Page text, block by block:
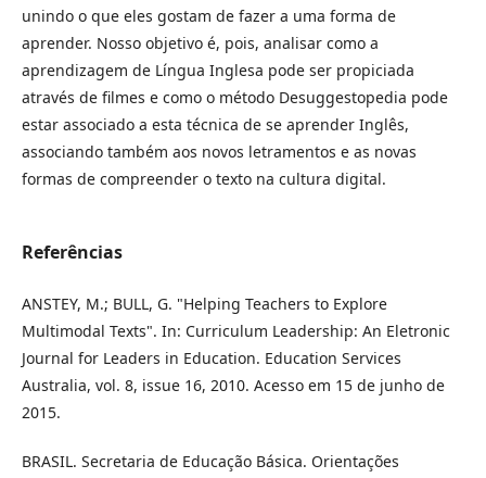
unindo o que eles gostam de fazer a uma forma de
aprender. Nosso objetivo é, pois, analisar como a
aprendizagem de Língua Inglesa pode ser propiciada
através de filmes e como o método Desuggestopedia pode
estar associado a esta técnica de se aprender Inglês,
associando também aos novos letramentos e as novas
formas de compreender o texto na cultura digital.
Referências
ANSTEY, M.; BULL, G. "Helping Teachers to Explore
Multimodal Texts". In: Curriculum Leadership: An Eletronic
Journal for Leaders in Education. Education Services
Australia, vol. 8, issue 16, 2010. Acesso em 15 de junho de
2015.
BRASIL. Secretaria de Educação Básica. Orientações